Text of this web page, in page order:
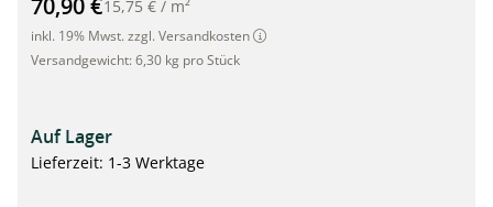
70,90 €15,75 € / m²
inkl. 19% Mwst. zzgl. Versandkosten
Versandgewicht: 6,30 kg pro Stück
Auf Lager
Lieferzeit: 1-3 Werktage